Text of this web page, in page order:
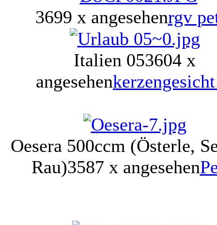
3699 x angesehenrgv
Italien 053604 x
angesehen
Oesera 500ccm (Österle,
Rau)3587 x angesehen